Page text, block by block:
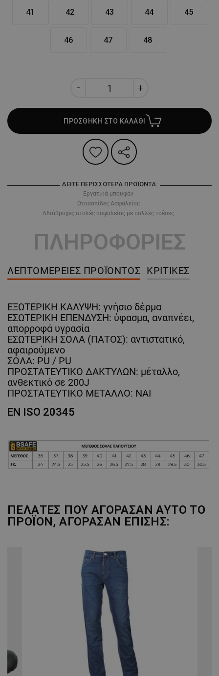
41 42 43 44 45
46 47 48
ΠΡΟΣΘΗΚΗ ΣΤΟ ΚΑΛΑΘΙ
ΔΕΊΤΕ ΠΕΡΙΣΣΌΤΕΡΑ ΠΡΟΪΌΝΤΑ:
Εργατικά μπουφάν
Ωτοασπίδες Ασφαλείας
Αδιάβροχες στολές ασφαλείας με πολλές τσέπες
ΠΛΗΡΟΦΟΡΙΕΣ
ΛΕΠΤΟΜΈΡΕΙΕΣ ΠΡΟΪΌΝΤΟΣ ΚΡΙΤΙΚΈΣ
ΕΞΩΤΕΡΙΚΗ ΚΑΛΥΨΗ: γνήσιο δέρμα
ΕΣΩΤΕΡΙΚΗ ΕΠΕΝΔΥΣΗ: ύφασμα, αναπνέει,
απορροφά υγρασία
ΕΣΩΤΕΡΙΚΗ ΣΟΛΑ (ΠΑΤΟΣ): αντιστατικό,
αφαιρούμενο
ΣΟΛΑ: PU / PU
ΠΡΟΣΤΑΤΕΥΤΙΚΟ ΔΑΚΤΥΛΩΝ: μέταλλο,
ανθεκτικό σε 200J
ΠΡΟΣΤΑΤΕΥΤΙΚΟ ΜΕΤΑΛΛΟ: ΝΑΙ
EN ISO 20345
ΠΕΛΆΤΕΣ ΠΟΥ ΑΓΌΡΑΣΑΝ ΑΥΤΌ ΤΟ
ΠΡΟΪΌΝ, ΑΓΌΡΑΣΑΝ ΕΠΊΣΗΣ: